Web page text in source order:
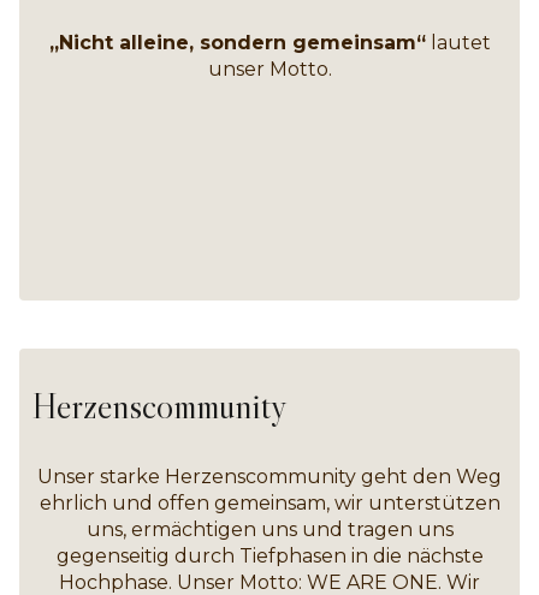
„Nicht alleine, sondern gemeinsam“lautet
unser Motto.
Herzenscommunity
Unser starke Herzenscommunity geht den Weg
ehrlich und offen gemeinsam, wir unterstützen
uns, ermächtigen uns und tragen uns
gegenseitig durch Tiefphasen in die nächste
Hochphase. Unser Motto: WE ARE ONE. Wir